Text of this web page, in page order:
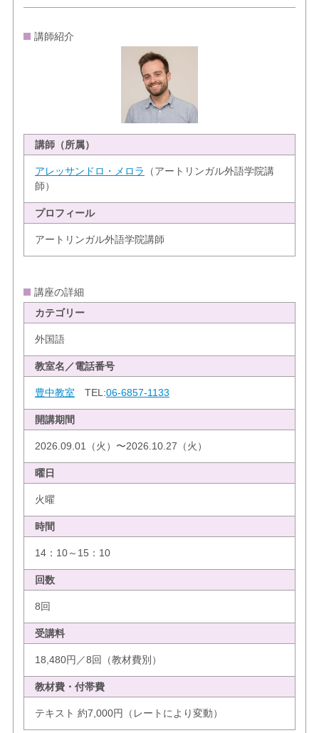
講師紹介
講師（所属）
アレッサンドロ・メロラ
（アートリンガル外語学院講
師）
プロフィール
アートリンガル外語学院講師
講座の詳細
カテゴリー
外国語
教室名／電話番号
豊中教室 TEL:06-6857-1133
開講期間
2026.09.01（火）〜2026.10.27（火）
曜日
火曜
時間
14：10～15：10
回数
8回
受講料
18,480円／8回（教材費別）
教材費・付帯費
テキスト 約7,000円（レートにより変動）